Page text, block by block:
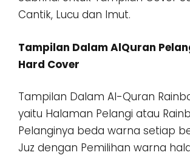
Cantik, Lucu dan Imut.
Tampilan Dalam AlQuran
Hard Cover
Tampilan Dalam Al-Quran
yaitu Halaman Pelangi atau
Pelanginya beda warna setiap
Juz dengan Pemilihan warna